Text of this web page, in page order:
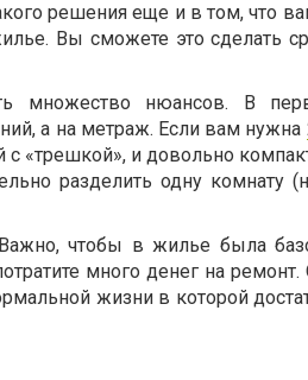
решения еще и в том, что
Вы сможете это сделать
множество нюансов. В
а на метраж. Если вам нужна
«трешкой», и довольно
разделить одну комнату
чтобы в жилье была
много денег на
жизни в которой